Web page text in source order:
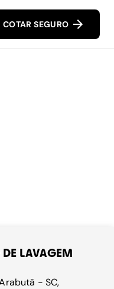
COTAR SEGURO
LAVAGEM
- SC,